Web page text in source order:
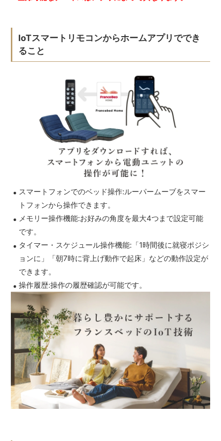
IoTスマートリモコンからホームアプリででき
ること
スマートフォンでのベッド操作:ルーパームーブをスマー
トフォンから操作できます。
メモリー操作機能:お好みの角度を最大4つまで設定可能
です。
タイマー・スケジュール操作機能:「1時間後に就寝ポジシ
ョンに」「朝7時に背上げ動作で起床」などの動作設定が
できます。
操作履歴:操作の履歴確認が可能です。